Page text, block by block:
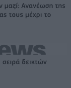
μαζί: Ανανέωση της
τους μέχρι το
δεικτών